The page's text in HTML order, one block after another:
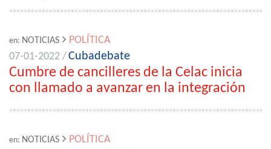
en: NOTICIAS
POLÍTICA
07-01-2022 /Cubadebate
Cumbre de cancilleres de la Celac inicia
con llamado a avanzar en la integración
en: NOTICIAS
POLÍTICA